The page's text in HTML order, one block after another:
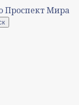
Проспект Мира